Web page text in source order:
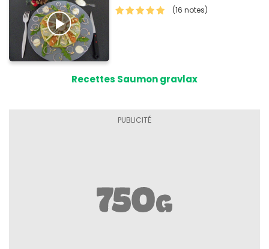
(16 notes)
Recettes Saumon gravlax